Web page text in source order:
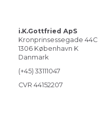
i.K.Gottfried ApS
Kronprinsessegade 44C
1306 København K
Danmark
(+45) 33111047
CVR 44152207